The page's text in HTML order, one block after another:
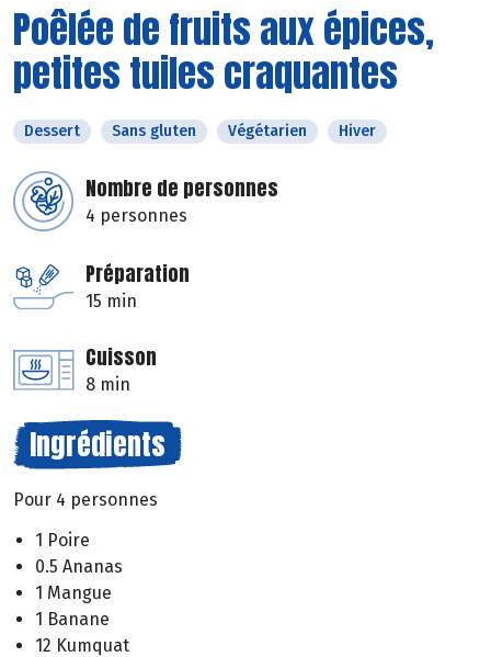
Poêlée de fruits aux épices,
petites tuiles craquantes
Dessert Sans gluten Végétarien Hiver
Nombre de personnes
4 personnes
Préparation
15 min
Cuisson
8 min
Ingrédients
Pour 4 personnes
1 Poire
0.5 Ananas
1 Mangue
1 Banane
12 Kumquat